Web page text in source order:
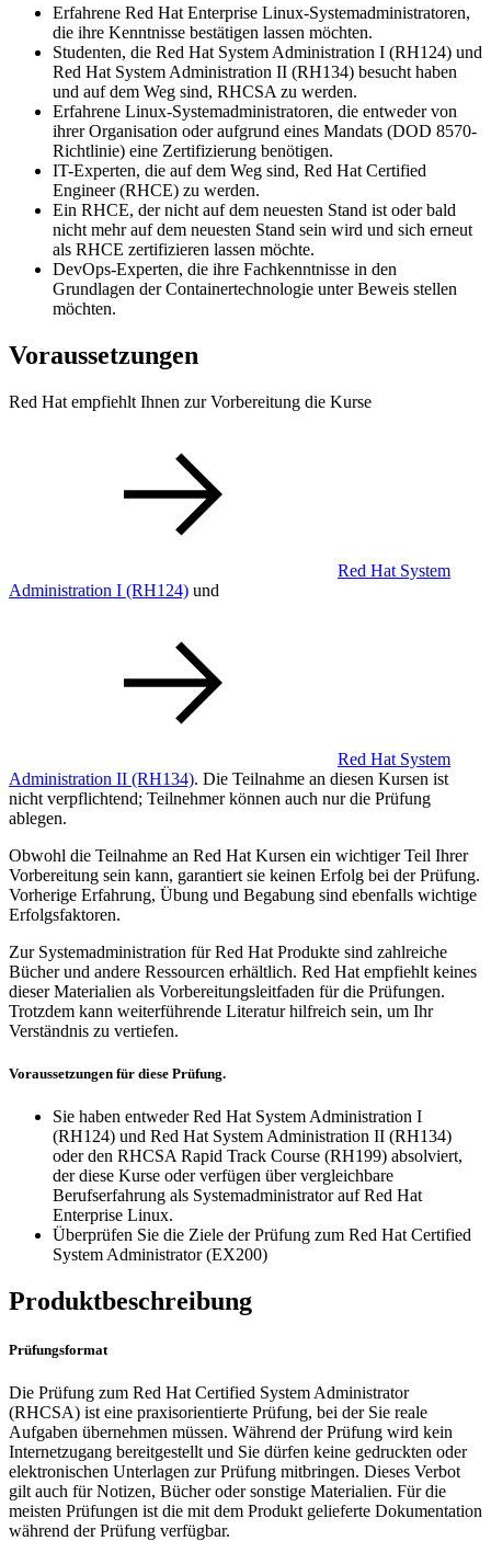
Erfahrene Red Hat Enterprise Linux-Systemadministratoren,
die ihre Kenntnisse bestätigen lassen möchten.
Studenten, die Red Hat System Administration I (RH124) und
Red Hat System Administration II (RH134) besucht haben
und auf dem Weg sind, RHCSA zu werden.
Erfahrene Linux-Systemadministratoren, die entweder von
ihrer Organisation oder aufgrund eines Mandats (DOD 8570-
Richtlinie) eine Zertifizierung benötigen.
IT-Experten, die auf dem Weg sind, Red Hat Certified
Engineer (RHCE) zu werden.
Ein RHCE, der nicht auf dem neuesten Stand ist oder bald
nicht mehr auf dem neuesten Stand sein wird und sich erneut
als RHCE zertifizieren lassen möchte.
DevOps-Experten, die ihre Fachkenntnisse in den
Grundlagen der Containertechnologie unter Beweis stellen
möchten.
Voraussetzungen
Red Hat empfiehlt Ihnen zur Vorbereitung die Kurse
Red Hat System
Administration I (RH124) und
Red Hat System
Administration II (RH134). Die Teilnahme an diesen Kursen ist
nicht verpflichtend; Teilnehmer können auch nur die Prüfung
ablegen.
Obwohl die Teilnahme an Red Hat Kursen ein wichtiger Teil Ihrer
Vorbereitung sein kann, garantiert sie keinen Erfolg bei der Prüfung.
Vorherige Erfahrung, Übung und Begabung sind ebenfalls wichtige
Erfolgsfaktoren.
Zur Systemadministration für Red Hat Produkte sind zahlreiche
Bücher und andere Ressourcen erhältlich. Red Hat empfiehlt keines
dieser Materialien als Vorbereitungsleitfaden für die Prüfungen.
Trotzdem kann weiterführende Literatur hilfreich sein, um Ihr
Verständnis zu vertiefen.
Voraussetzungen für diese Prüfung.
Sie haben entweder Red Hat System Administration I
(RH124) und Red Hat System Administration II (RH134)
oder den RHCSA Rapid Track Course (RH199) absolviert,
der diese Kurse oder verfügen über vergleichbare
Berufserfahrung als Systemadministrator auf Red Hat
Enterprise Linux.
Überprüfen Sie die Ziele der Prüfung zum Red Hat Certified
System Administrator (EX200)
Produktbeschreibung
Prüfungsformat
Die Prüfung zum Red Hat Certified System Administrator
(RHCSA) ist eine praxisorientierte Prüfung, bei der Sie reale
Aufgaben übernehmen müssen. Während der Prüfung wird kein
Internetzugang bereitgestellt und Sie dürfen keine gedruckten oder
elektronischen Unterlagen zur Prüfung mitbringen. Dieses Verbot
gilt auch für Notizen, Bücher oder sonstige Materialien. Für die
meisten Prüfungen ist die mit dem Produkt gelieferte Dokumentation
während der Prüfung verfügbar.